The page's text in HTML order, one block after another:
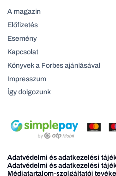
A magazin
Előfizetés
Esemény
Kapcsolat
Könyvek a Forbes ajánlásával
Impresszum
Így dolgozunk
Adatvédelmi és adatkezelési
Adatvédelmi és adatkezelési
Médiatartalom-szolgáltatói